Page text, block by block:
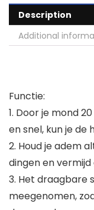
Description
Additional
Functie:
1. Door je mond
en snel, kun je de
2. Houd je adem
dingen en
3. Het draagbare
meegenomen,